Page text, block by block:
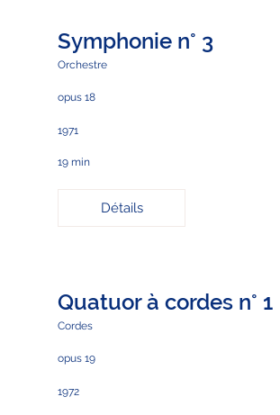
Symphonie n° 3
Orchestre
opus 18
1971
19 min
Détails
Quatuor à cordes n° 1
Cordes
opus 19
1972